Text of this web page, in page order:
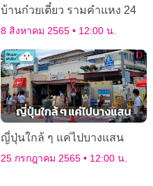
บ้านก๋วยเตี๋ยว รามคำแหง 24
8 สิงหาคม 2565 12:00 น.
ญี่ปุ่นใกล้ ๆ แค่ไปบางแสน
25 กรกฎาคม 2565 12:00 น.